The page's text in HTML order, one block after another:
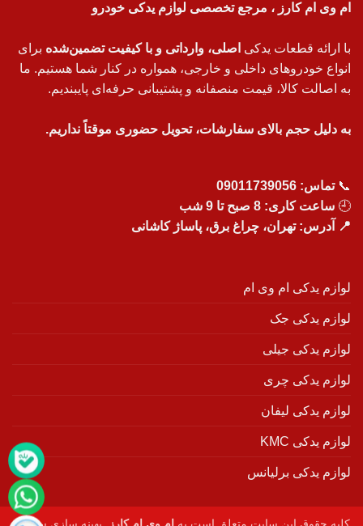
ام وی ام کارز ، مرجع تخصصی لوازم یدکی خودرو
با ارائه قطعات یدکی اصلی، وارداتی و با کیفیت تضمین‌شده برای
انواع خودروهای داخلی و خارجی، همواره در کنار شما هستیم. ما
به اصالت کالا، قیمت منصفانه و پشتیبانی حرفه‌ای پایبندیم.
به دلیل حجم بالای سفارشات، تحویل حضوری موقتاً نداریم.
📞تماس: 09011739056
🕘 ساعت کاری: 8 صبح تا 9 شب
📍 آدرس: تهران، چراغ برق، پاساژ کاشانی
لوازم یدکی ام وی ام
لوازم یدکی جک
لوازم یدکی جیلی
لوازم یدکی چری
لوازم یدکی لیفان
لوازم یدکی KMC
لوازم یدکی برلیانس